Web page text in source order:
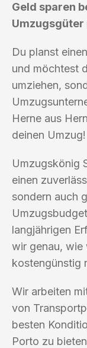
Geld sparen
Umzugsgüter
Du planst
und möchtest
umziehen,
Herne aus
deinen Umzug!
Umzugskönig
einen
sondern auch
langjährigen
wir genau, wie
kostengünstig
Wir arbeiten
von
besten
Porto zu